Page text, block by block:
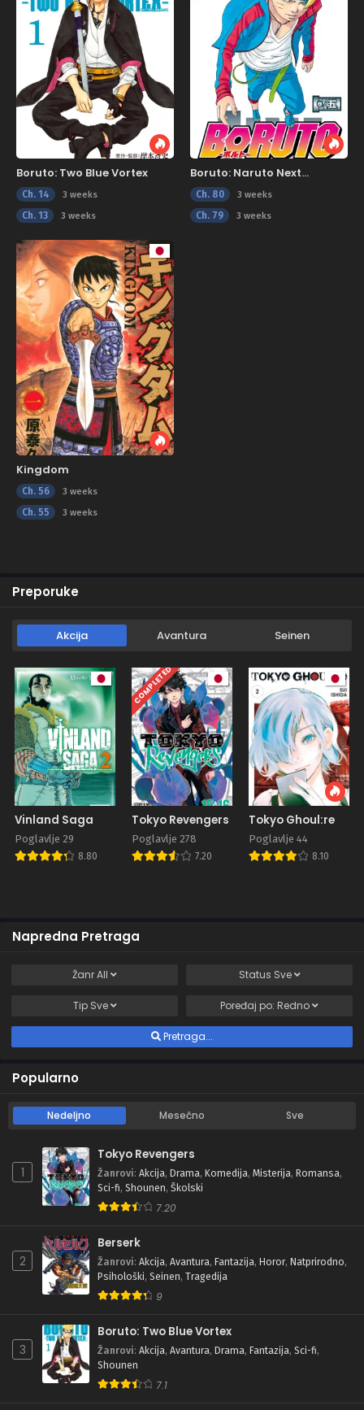
Boruto: Two Blue Vortex
Ch. 14 3 weeks
Ch. 13 3 weeks
Boruto: Naruto Next
Generations
Ch. 80 3 weeks
Ch. 79 3 weeks
Kingdom
Ch. 56 3 weeks
Ch. 55 3 weeks
Preporuke
Akcija Avantura Seinen
Vinland Saga
Poglavlje 29
8.80
COMPLETED
Tokyo Revengers
Poglavlje 278
7.20
Tokyo Ghoul:re
Poglavlje 44
8.10
Napredna Pretraga
ŽanrAll Status Sve
Tip Sve Poređaj po: Redno
Pretraga...
Popularno
Nedeljno Mesečno Sve
1
Tokyo Revengers
Žanrovi: Akcija, Drama, Komedija, Misterija, Romansa,
Sci-fi, Shounen, Školski
7.20
2
Berserk
Žanrovi: Akcija, Avantura, Fantazija, Horor, Natprirodno,
Psihološki, Seinen, Tragedija
9
3
Boruto: Two Blue Vortex
Žanrovi: Akcija, Avantura, Drama, Fantazija, Sci-fi,
Shounen
7.1